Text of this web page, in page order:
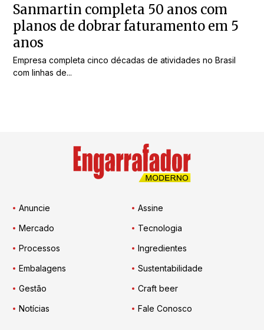
Sanmartin completa 50 anos com
planos de dobrar faturamento em 5
anos
Empresa completa cinco décadas de atividades no Brasil
com linhas de...
Anuncie
Assine
Mercado
Tecnologia
Processos
Ingredientes
Embalagens
Sustentabilidade
Gestão
Craft beer
Notícias
Fale Conosco